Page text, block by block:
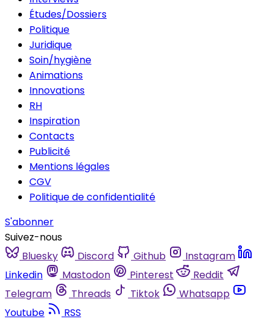
Études/Dossiers
Politique
Juridique
Soin/hygiène
Animations
Innovations
RH
Inspiration
Contacts
Publicité
Mentions légales
CGV
Politique de confidentialité
S'abonner
Suivez-nous
Bluesky
Discord Github
Instagram
Linkedin
Mastodon Pinterest
Reddit
Telegram
Threads Tiktok
Whatsapp
Youtube
RSS